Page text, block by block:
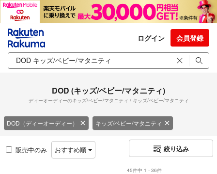
ログイン 会員登録
DOD (キッズ/ベビー/マタニティ)
ディーオーディーのキッズ/ベビー/マタニティ / キッズ/ベビー/マタニティ
DOD（ディーオーディー） キッズ/ベビー/マタニティ
販売中のみ おすすめ順 絞り込み
45件中 1 - 36件